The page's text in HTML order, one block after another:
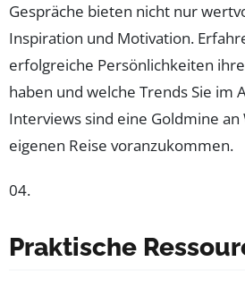
Gespräche bieten nicht nur
Inspiration und Motivation.
erfolgreiche Persönlichkeiten
haben und welche Trends Sie im
Interviews sind eine Goldmine
eigenen Reise voranzukommen.
04.
Praktische